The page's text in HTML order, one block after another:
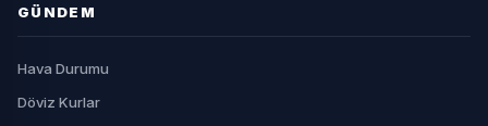
GÜNDEM
Hava Durumu
Döviz Kurlar